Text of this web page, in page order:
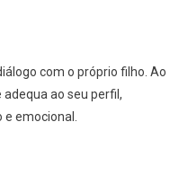
com o próprio filho. Ao
ao seu perfil,
emocional.